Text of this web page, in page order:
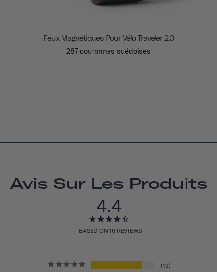
Feux Magnétiques Pour Vélo Traveler 2.0
287 couronnes suédoises
Avis Sur Les Produits
4.4
BASED ON 16 REVIEWS
13